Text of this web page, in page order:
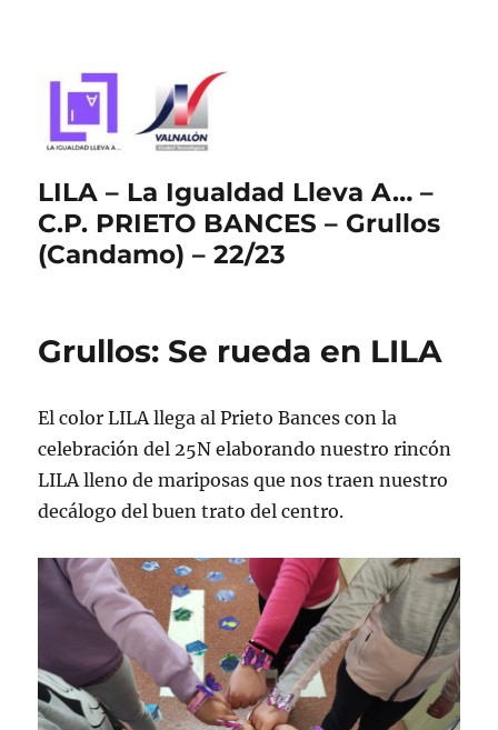
LILA – La Igualdad Lleva A… –
C.P. PRIETO BANCES – Grullos
(Candamo) – 22/23
Grullos: Se rueda en LILA
El color LILA llega al Prieto Bances con la
celebración del 25N elaborando nuestro rincón
LILA lleno de mariposas que nos traen nuestro
decálogo del buen trato del centro.